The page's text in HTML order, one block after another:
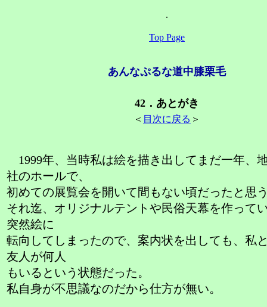
.
Top Page
あんなぷるな道中膝栗毛
42．あとがき
＜ 目次に戻る ＞
1999年、当時私は絵を描き出してまだ一年、
社のホールで、
初めての展覧会を開いて間もない頃だったと思
それ迄、オリジナルテントや民俗天幕を作って
突然絵に
転向してしまったので、案内状を出しても、私
友人が何人
もいるという状態だった。
私自身が不思議なのだから仕方が無い。